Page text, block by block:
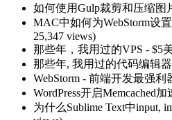
如何使用Gulp裁剪和压缩图
MAC中如何为WebStorm设置
25,347 views)
那些年，我用过的VPS - $5
那些年, 我用过的代码编辑器
WebStorm - 前端开发最强利
WordPress开启Memcached
为什么Sublime Text中input,